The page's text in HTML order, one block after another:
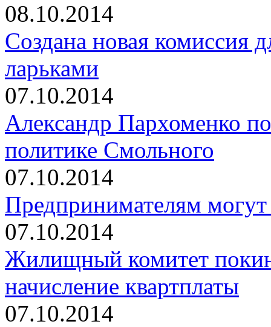
08.10.2014
Создана новая комиссия
ларьками
07.10.2014
Александр Пархоменко
политике Смольного
07.10.2014
Предпринимателям могут
07.10.2014
Жилищный комитет
начисление квартплаты
07.10.2014